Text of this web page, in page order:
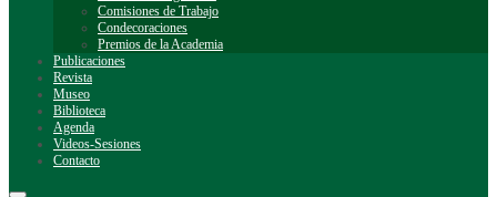
Comisiones de Trabajo
Condecoraciones
Premios de la Academia
Publicaciones
Revista
Museo
Biblioteca
Agenda
Videos-Sesiones
Contacto